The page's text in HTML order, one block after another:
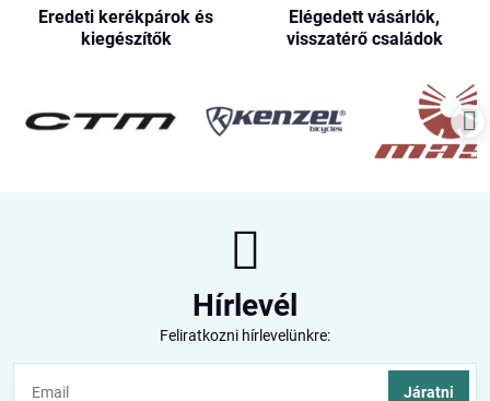
Eredeti kerékpárok és
kiegészítők
Elégedett vásárlók,
visszatérő családok
Hírlevél
Feliratkozni hírlevelünkre:
Járatni